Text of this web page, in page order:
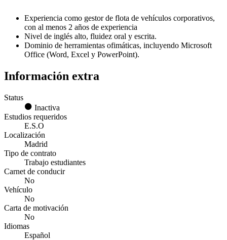
Experiencia como gestor de flota de vehículos corporativos,
con al menos 2 años de experiencia
Nivel de inglés alto, fluidez oral y escrita.
Dominio de herramientas ofimáticas, incluyendo Microsoft
Office (Word, Excel y PowerPoint).
Información extra
Status
Inactiva
Estudios requeridos
E.S.O
Localización
Madrid
Tipo de contrato
Trabajo estudiantes
Carnet de conducir
No
Vehículo
No
Carta de motivación
No
Idiomas
Español